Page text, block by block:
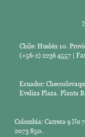
Chile: Huelén 10.
(+56-2) 2236 4557 |
Ecuador:
Eveliza Plaza. Planta
Colombia: Carrera 9 No
2073 850.